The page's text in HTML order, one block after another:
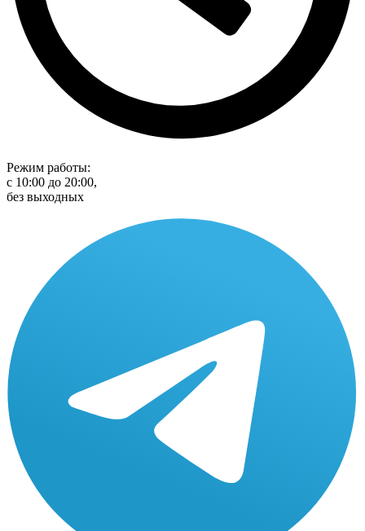
Режим работы:
с 10:00 до 20:00,
без выходных